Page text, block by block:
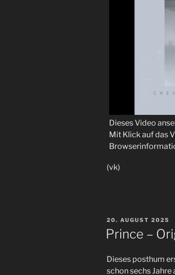
Dieses Video
Mit Klick auf das
(vk)
VERÖFFENTLICHT
AM
20. AUGUST 2025
Prince –
Dieses posthum
schon sechs